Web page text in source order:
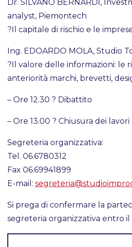
Dr. SILVANO BERNARDI,
analyst, Piemontech
?Il capitale di rischio e le
Ing. EDOARDO MOLA, Studio
?Il valore delle informazioni: le
anteriorità marchi, brevetti,
– Ore 12.30 ? Dibattito
– Ore 13.00 ? Chiusura dei lavori
Segreteria organizzativa:
Tel. 06.6780312
Fax 06.69941899
E-mail:
Si prega di confermare la
segreteria organizzativa entro